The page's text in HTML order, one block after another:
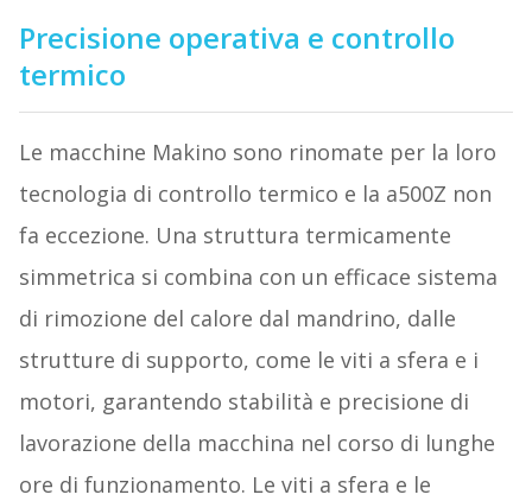
Precisione operativa e controllo
termico
Le macchine Makino sono rinomate per la loro
tecnologia di controllo termico e la a500Z non
fa eccezione. Una struttura termicamente
simmetrica si combina con un efficace sistema
di rimozione del calore dal mandrino, dalle
strutture di supporto, come le viti a sfera e i
motori, garantendo stabilità e precisione di
lavorazione della macchina nel corso di lunghe
ore di funzionamento. Le viti a sfera e le